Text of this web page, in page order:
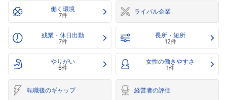
働く環境
7件 ライバル企業
残業・休日出勤
7件
長所・短所
12件
やりがい
6件
女性の働きやすさ
1件
転職後のギャップ 経営者の評価